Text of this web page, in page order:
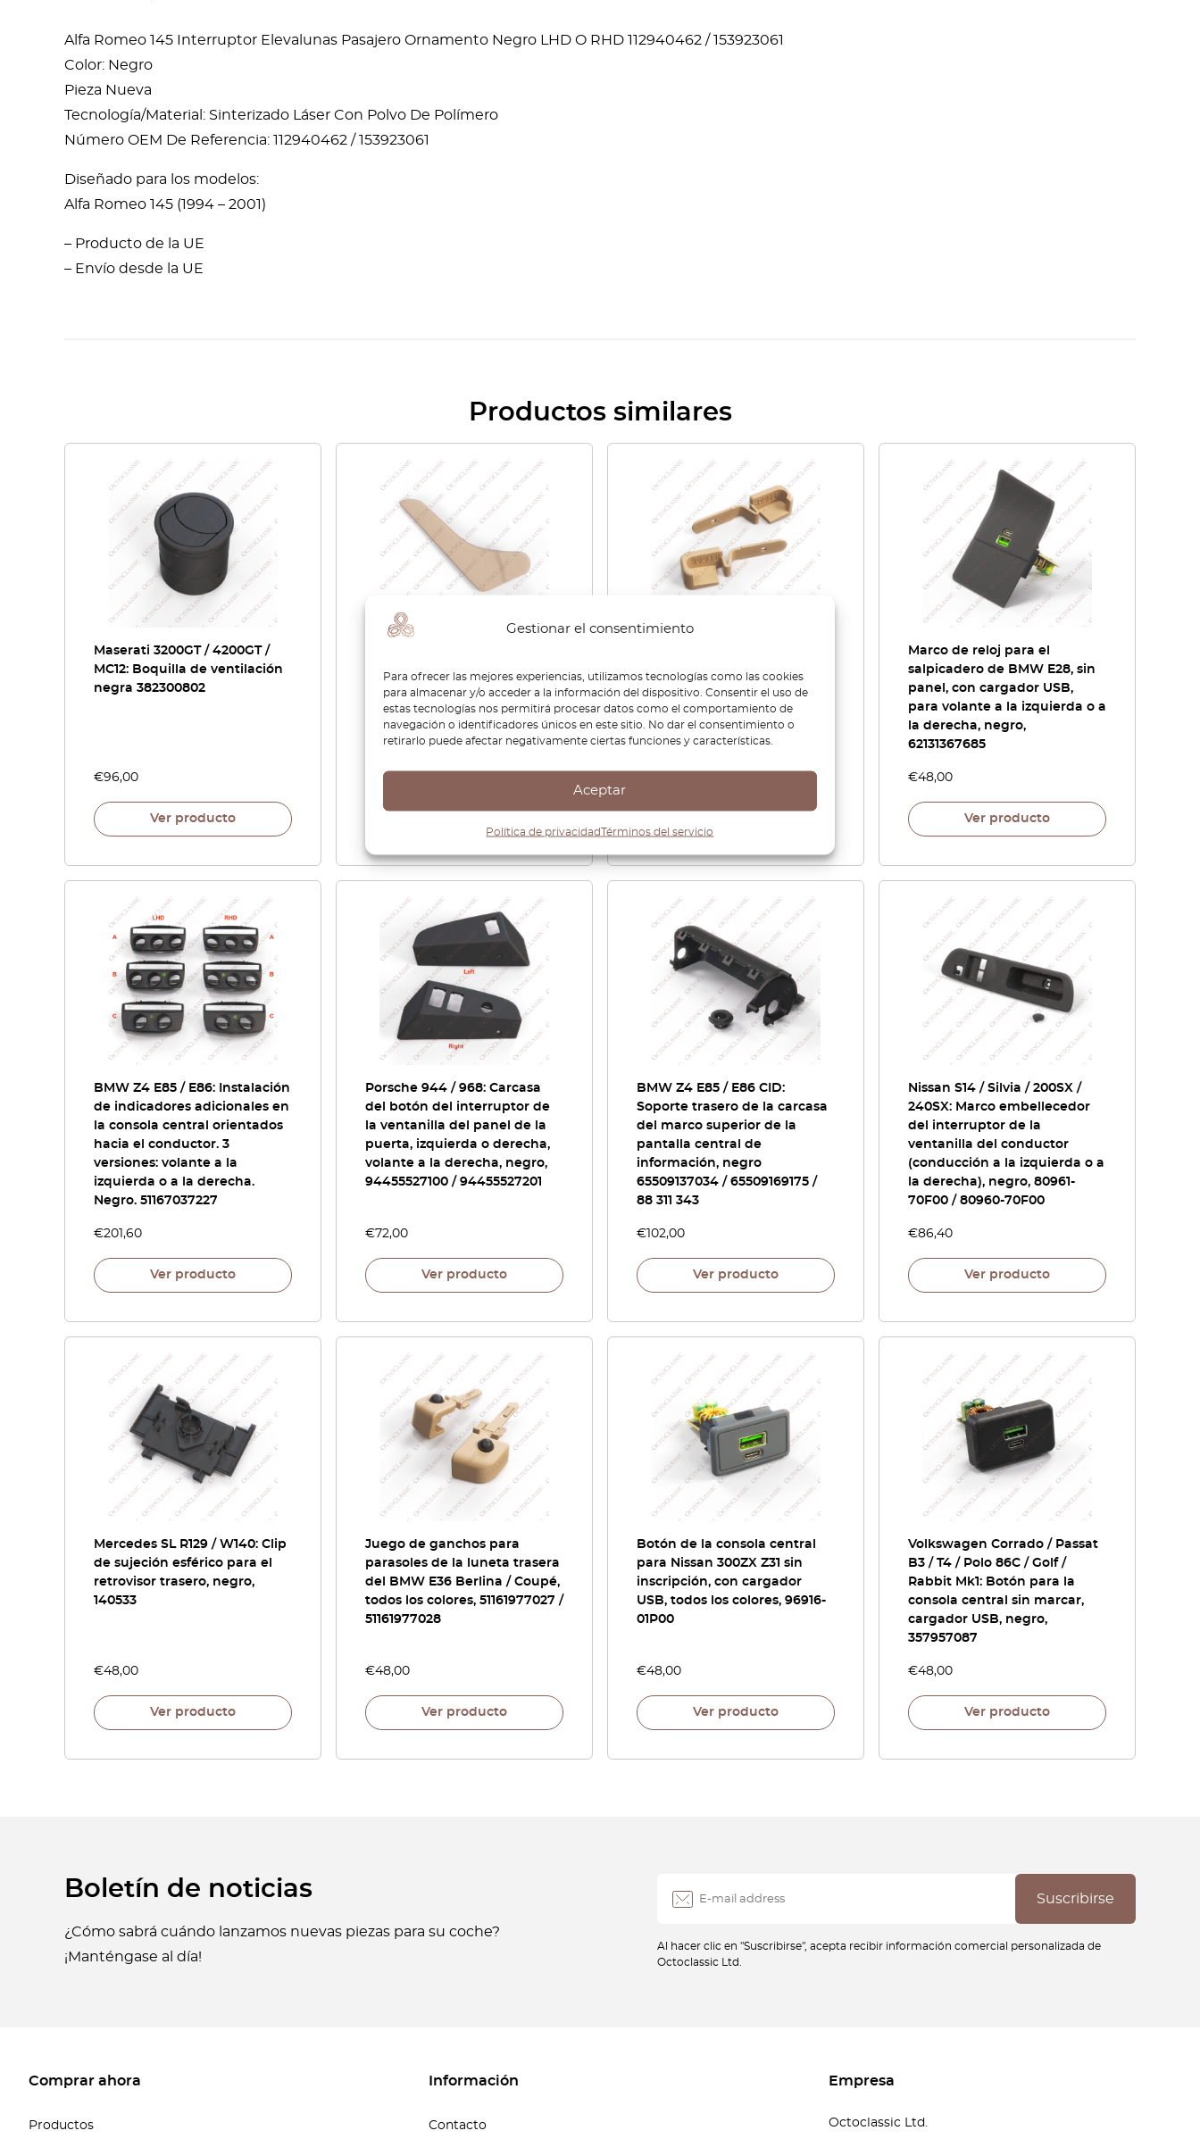
Gestionar el consentimiento
Para ofrecer las mejores experiencias, utilizamos tecnologías como las cookies
para almacenar y/o acceder a la información del dispositivo. Consentir el uso de
estas tecnologías nos permitirá procesar datos como el comportamiento de
navegación o identificadores únicos en este sitio. No dar el consentimiento o
retirarlo puede afectar negativamente ciertas funciones y características.
Aceptar
Política de privacidadTérminos del servicio
Alfa Romeo 145 Interruptor Elevalunas Pasajero Ornamento Negro LHD O RHD 112940462 / 153923061
Color: Negro
Pieza Nueva
Tecnología/Material: Sinterizado Láser Con Polvo De Polímero
Número OEM De Referencia: 112940462 / 153923061
Diseñado para los modelos:
Alfa Romeo 145 (1994 – 2001)
– Producto de la UE
– Envío desde la UE
Productos similares
Maserati 3200GT / 4200GT /
MC12: Boquilla de ventilación
negra 382300802
€96,00
Ver producto
asiento delantero del
Mercedes W124, izquierda o
derecha, todos los colores:
A1249181930 / A1249182030
108,00
parasol de la luneta trasera
del BMW E36 Compact, todos
los colores, 51462268841 /
51462268842
Marco de reloj para el
salpicadero de BMW E28, sin
panel, con cargador USB,
para volante a la izquierda o a
la derecha, negro,
62131367685
€48,00
Ver producto
BMW Z4 E85 / E86: Instalación
de indicadores adicionales en
la consola central orientados
hacia el conductor. 3
versiones: volante a la
izquierda o a la derecha.
Negro. 51167037227
€201,60
Ver producto
Porsche 944 / 968: Carcasa
del botón del interruptor de
la ventanilla del panel de la
puerta, izquierda o derecha,
volante a la derecha, negro,
94455527100 / 94455527201
€72,00
Ver producto
BMW Z4 E85 / E86 CID:
Soporte trasero de la carcasa
del marco superior de la
pantalla central de
información, negro
65509137034 / 65509169175 /
88 311 343
€ 102,00
Ver producto
Nissan S14 / Silvia / 200SX /
240SX: Marco embellecedor
del interruptor de la
ventanilla del conductor
(conducción a la izquierda o a
la derecha), negro, 80961-
70F00 / 80960-70F00
€86,40
Ver producto
Mercedes SL R129 / W140: Clip
de sujeción esférico para el
retrovisor trasero, negro,
140533
€48,00
Ver producto
Juego de ganchos para
parasoles de la luneta trasera
del BMW E36 Berlina / Coupé,
todos los colores, 51161977027 /
51161977028
€48,00
Ver producto
Botón de la consola central
para Nissan 300ZX Z31 sin
inscripción, con cargador
USB, todos los colores, 96916-
01P00
€48,00
Ver producto
Volkswagen Corrado / Passat
B3 / T4 / Polo 86C / Golf /
Rabbit Mk1: Botón para la
consola central sin marcar,
cargador USB, negro,
357957087
€48,00
Ver producto
Boletín de noticias
¿Cómo sabrá cuándo lanzamos nuevas piezas para su coche?
¡Manténgase al día!
Al hacer clic en "Suscribirse", acepta recibir información comercial personalizada de
Octoclassic Ltd.
Comprar ahora
Productos
Información
Contacto
Empresa
Octoclassic Ltd.